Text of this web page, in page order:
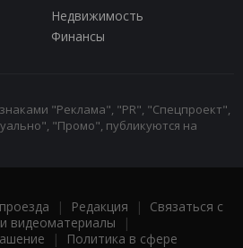
Недвижимость
Финансы
"Реклама", "PR", "Спецпроект",
"Промо", публикуются на
| Редакция | Связаться с
видеоматериалы |
|
Политика в сфере